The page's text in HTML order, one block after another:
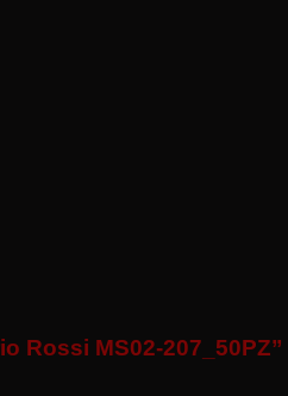
Rossi MS02-207_50PZ”